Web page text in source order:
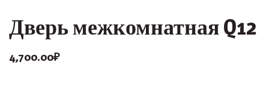
Дверь межкомнатная Q12
4,700.00₽